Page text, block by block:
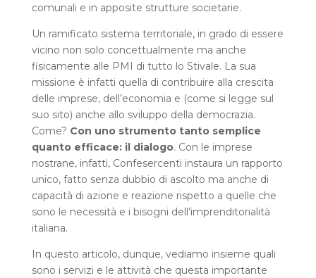
comunali e in apposite strutture societarie.
Un ramificato sistema territoriale, in grado di essere
vicino non solo concettualmente ma anche
fisicamente alle PMI di tutto lo Stivale. La sua
missione è infatti quella di contribuire alla crescita
delle imprese, dell’economia e (come si legge sul
suo sito) anche allo sviluppo della democrazia.
Come? Con uno strumento tanto semplice
quanto efficace: il dialogo. Con le imprese
nostrane, infatti, Confesercenti instaura un rapporto
unico, fatto senza dubbio di ascolto ma anche di
capacità di azione e reazione rispetto a quelle che
sono le necessità e i bisogni dell’imprenditorialità
italiana.
In questo articolo, dunque, vediamo insieme quali
sono i servizi e le attività che questa importante